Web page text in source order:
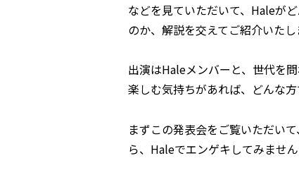
などを見ていただいて、Haleが
のか、解説を交えてご紹介いたし
出演はHaleメンバーと、世代を
楽しむ気持ちがあれば、どんな
まずこの発表会をご覧いただい
ら、Haleでエンゲキしてみませ